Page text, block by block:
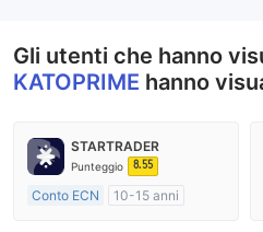
Gli utenti che hanno
KATOPRIME hanno
STARTRADER
Punteggio 8.55
Conto ECN
10-15 anni